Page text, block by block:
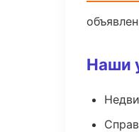
Наши